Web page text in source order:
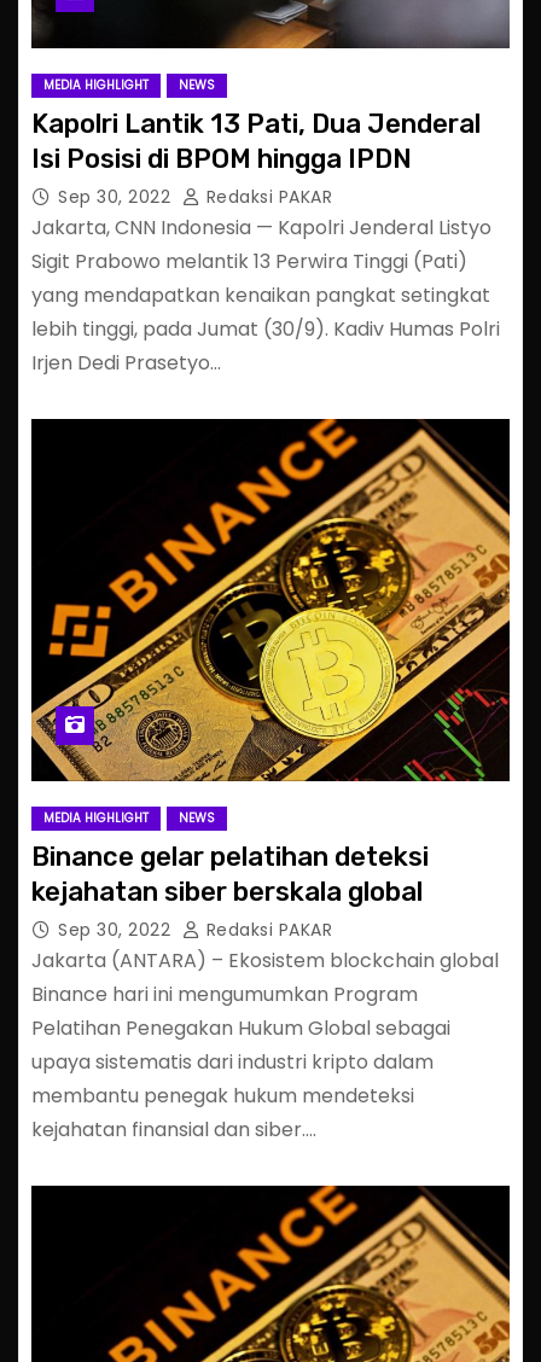
MEDIA HIGHLIGHT NEWS
Kapolri Lantik 13 Pati, Dua Jenderal
Isi Posisi di BPOM hingga IPDN
Sep 30, 2022 Redaksi PAKAR
Jakarta, CNN Indonesia — Kapolri Jenderal Listyo
Sigit Prabowo melantik 13 Perwira Tinggi (Pati)
yang mendapatkan kenaikan pangkat setingkat
lebih tinggi, pada Jumat (30/9). Kadiv Humas Polri
Irjen Dedi Prasetyo…
MEDIA HIGHLIGHT NEWS
Binance gelar pelatihan deteksi
kejahatan siber berskala global
Sep 30, 2022 Redaksi PAKAR
Jakarta (ANTARA) – Ekosistem blockchain global
Binance hari ini mengumumkan Program
Pelatihan Penegakan Hukum Global sebagai
upaya sistematis dari industri kripto dalam
membantu penegak hukum mendeteksi
kejahatan finansial dan siber.…